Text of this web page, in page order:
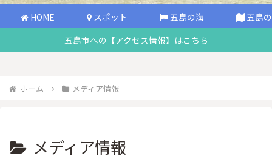
HOME スポット 五島の海
五島
五島市への【アクセス情報】はこちら
ホーム メディア情報
メディア情報